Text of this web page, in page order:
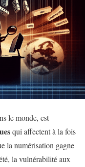
le monde, est
qui affectent à la fois
la numérisation gagne
la vulnérabilité aux